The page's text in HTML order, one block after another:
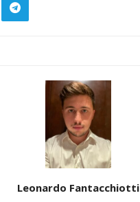
Leonardo Fantacchiotti